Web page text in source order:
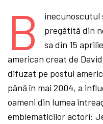
B inecunoscutul
pregătită din
sa din 15
american creat de
difuzat pe postul
până în mai 2004, a
oameni din lumea
emblematicilor actori: